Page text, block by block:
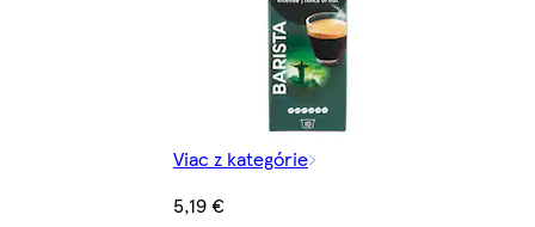
Viac z kategórie
5,19 €